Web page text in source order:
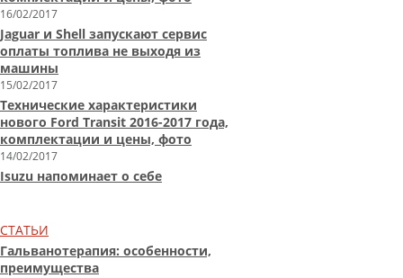
16/02/2017
Jaguar и Shell запускают сервис
оплаты топлива не выходя из
машины
15/02/2017
Технические характеристики
нового Ford Transit 2016-2017 года,
комплектации и цены, фото
14/02/2017
Isuzu напоминает о себе
СТАТЬИ
Гальванотерапия: особенности,
преимущества